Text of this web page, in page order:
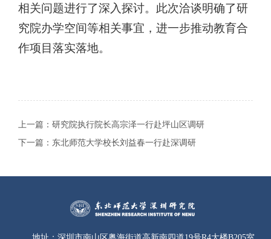
相关问题进行了深入探讨。此次洽谈明确了研
究院办学空间等相关事宜，进一步推动教育合
作项目落实落地。
上一篇： 研究院执行院长高宗泽一行赴坪山区调研
下一篇： 东北师范大学校长刘益春一行赴深调研